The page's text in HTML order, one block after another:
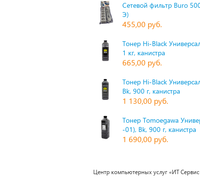
Сетевой фильтр Buro
Э)
455,00 руб.
Тонер Hi-Black
1 кг, канистра
665,00 руб.
Тонер Hi-Black
Bk, 900 г, канистра
1 130,00 руб.
Тонер Tomoegawa
-01), Bk, 900 г, канистра
1 690,00 руб.
Центр компьютерных услуг «ИТ